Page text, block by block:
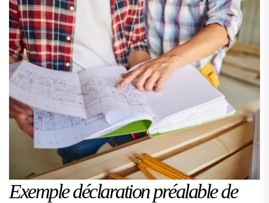
Exemple déclaration préalable de